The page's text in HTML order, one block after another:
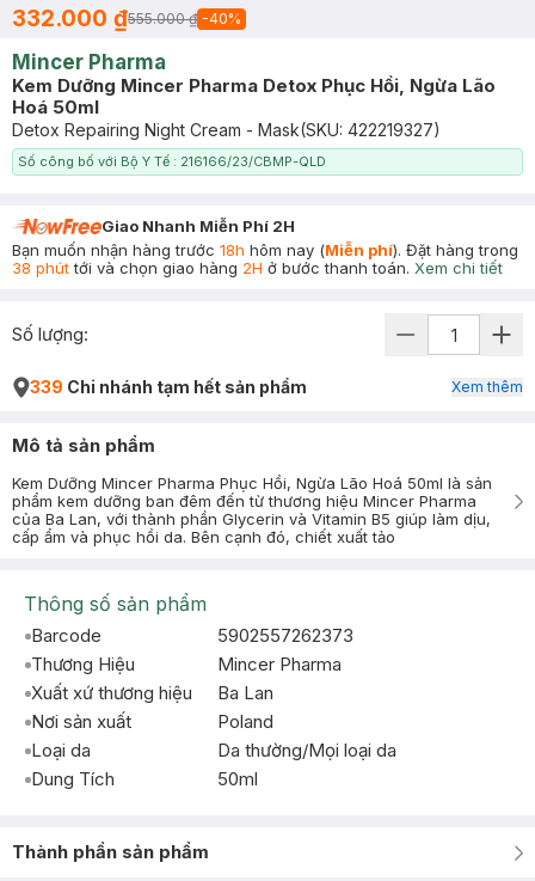
332.000 ₫555.000 ₫ -40%
Mincer Pharma
Kem Dưỡng Mincer Pharma Detox Phục Hồi, Ngừa Lão
Hoá 50ml
Detox Repairing Night Cream - Mask(SKU: 422219327)
Số công bố với Bộ Y Tế : 216166/23/CBMP-QLD
Giao Nhanh Miễn Phí 2H
Bạn muốn nhận hàng trước 18h hôm nay (Miễn phí). Đặt hàng trong
38 phúttới và chọn giao hàng 2H ở bước thanh toán. Xem chi tiết
Số lượng:
339 Chi nhánh tạm hết sản phẩm Xem thêm
Mô tả sản phẩm
Kem Dưỡng Mincer Pharma Phục Hồi, Ngừa Lão Hoá 50ml là sản
phẩm kem dưỡng ban đêm đến từ thương hiệu Mincer Pharma
của Ba Lan, với thành phần Glycerin và Vitamin B5 giúp làm dịu,
cấp ẩm và phục hồi da. Bên cạnh đó, chiết xuất tảo
Thông số sản phẩm
Barcode
5902557262373
Thương Hiệu
Mincer Pharma
Xuất xứ thương hiệu
Ba Lan
Nơi sản xuất
Poland
Loại da
Da thường/Mọi loại da
Dung Tích
50ml
Thành phần sản phẩm